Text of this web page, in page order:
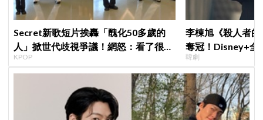
Secret新歌短片挨轟「醜化50多歲的
人」掀世代歧視爭議！網怒：看了很不
舒服
KPOP
李棟旭《殺人者
奪冠！Disney+全
紀錄
韓劇